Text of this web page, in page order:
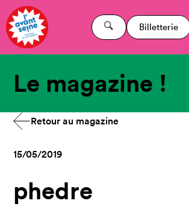
Billetterie
Le magazine !
Retour au magazine
15/05/2019
phedre